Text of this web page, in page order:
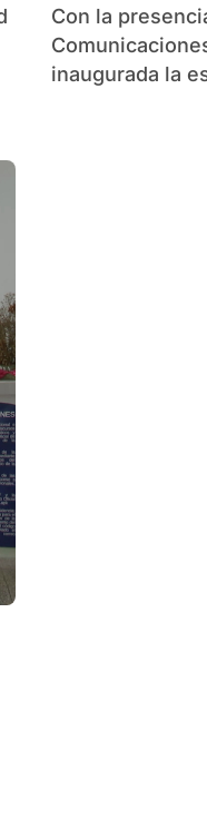
Con la presencia de la Ministra de
inaugurada la